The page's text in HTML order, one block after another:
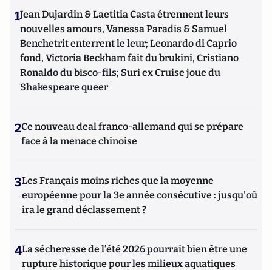
1Jean Dujardin & Laetitia Casta étrennent leurs
nouvelles amours, Vanessa Paradis & Samuel
Benchetrit enterrent le leur; Leonardo di Caprio
fond, Victoria Beckham fait du brukini, Cristiano
Ronaldo du bisco-fils; Suri ex Cruise joue du
Shakespeare queer
2Ce nouveau deal franco-allemand qui se prépare
face à la menace chinoise
3Les Français moins riches que la moyenne
européenne pour la 3e année consécutive : jusqu'où
ira le grand déclassement ?
4La sécheresse de l’été 2026 pourrait bien être une
rupture historique pour les milieux aquatiques